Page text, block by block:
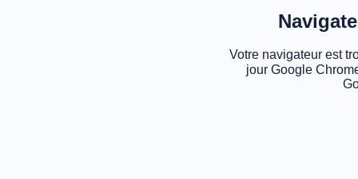
Votre navigateur est
jour Google